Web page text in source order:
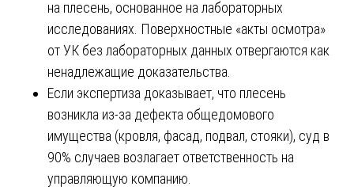
на плесень, основанное на лабораторных
исследованиях. Поверхностные «акты осмотра»
от УК без лабораторных данных отвергаются как
ненадлежащие доказательства.
Если экспертиза доказывает, что плесень
возникла из-за дефекта общедомового
имущества (кровля, фасад, подвал, стояки), суд в
90% случаев возлагает ответственность на
управляющую компанию.